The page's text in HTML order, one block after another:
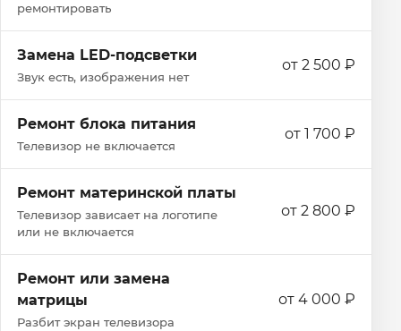
ремонтировать
Замена LED-подсветки
Звук есть, изображения нет
от 2 500 ₽
Ремонт блока питания
Телевизор не включается
от 1 700 ₽
Ремонт материнской платы
Телевизор зависает на логотипе
или не включается
от 2 800 ₽
Ремонт или замена
матрицы
Разбит экран телевизора
от 4 000 ₽